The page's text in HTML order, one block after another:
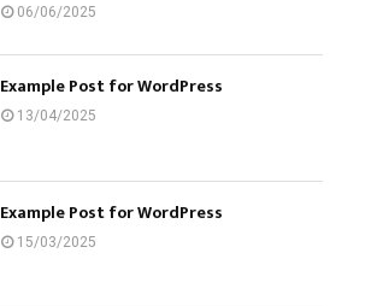
06/06/2025
Example Post for WordPress
13/04/2025
Example Post for WordPress
15/03/2025